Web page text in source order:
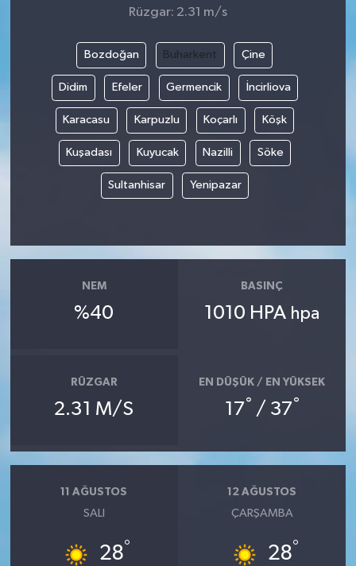
Rüzgar: 2.31 m/s
Bozdoğan Buharkent Çine
Didim Efeler Germencik İncirliova
Karacasu Karpuzlu Koçarlı Köşk
Kuşadası Kuyucak Nazilli Söke
Sultanhisar Yenipazar
NEM
%40
BASINÇ
1010 HPA hpa
RÜZGAR
2.31 M/S
EN DÜŞÜK / EN YÜKSEK
17° / 37°
11 AĞUSTOS
SALI
28°
12 AĞUSTOS
ÇARŞAMBA
28°